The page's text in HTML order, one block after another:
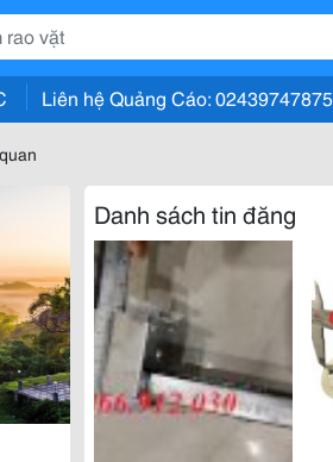
Liên hệ Quảng Cáo: 02439747875
Danh sách tin đăng